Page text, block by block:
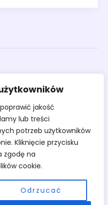
jakość
lub treści
potrzeb użytkowników
Kliknięcie przycisku
zgodę na
cookie.
Odrzucać
| Powered by Pracownia Stary